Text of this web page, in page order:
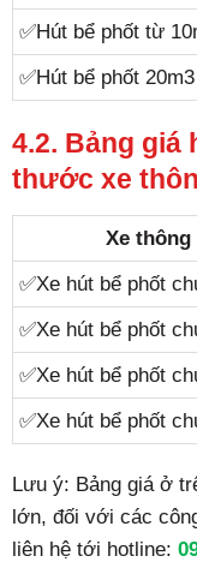
✅Hút bể phốt từ
✅Hút bể phốt
4.2. Bảng giá
thước xe
Xe thông
✅Xe hút bể phốt
✅Xe hút bể phốt
✅Xe hút bể phốt
✅Xe hút bể phốt
Lưu ý: Bảng giá ở
lớn, đối với các
liên hệ tới hotline: